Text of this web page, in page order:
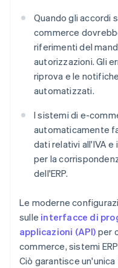
Quando gli accordi
commerce
riferimenti del
autorizzazioni. Gli
riprova e le
automatizzati.
I sistemi di e-
automaticamente
dati relativi all'IVA
per la
dell'ERP.
Le moderne
sulle interfacce di
applicazioni (API) per
commerce, sistemi
Ciò garantisce